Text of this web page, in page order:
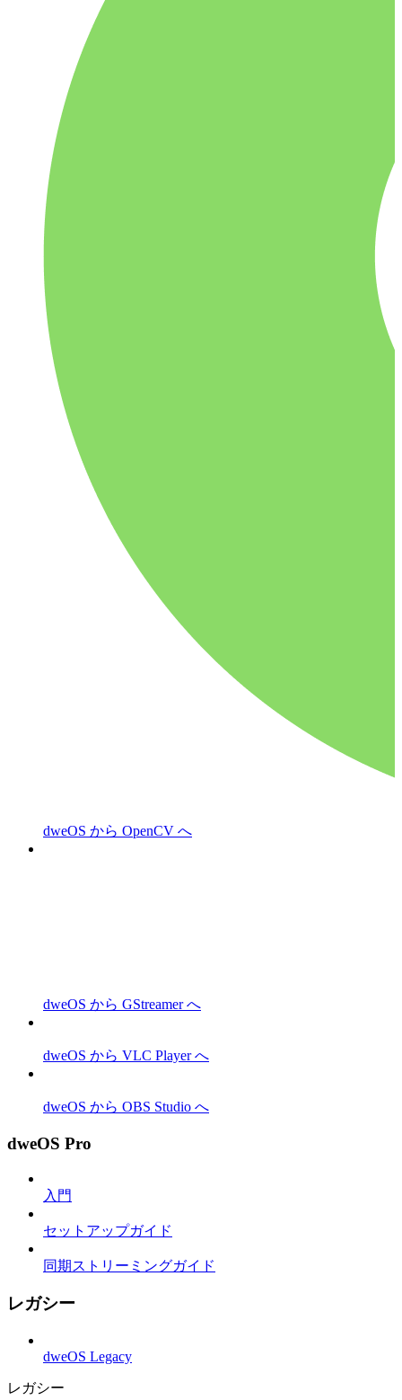
dweOS から OpenCV へ
dweOS から GStreamer へ
dweOS から VLC Player へ
dweOS から OBS Studio へ
dweOS Pro
入門
セットアップガイド
同期ストリーミングガイド
レガシー
dweOS Legacy
レガシー